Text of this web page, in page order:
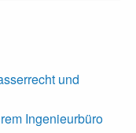
und
Ingenieurbüro